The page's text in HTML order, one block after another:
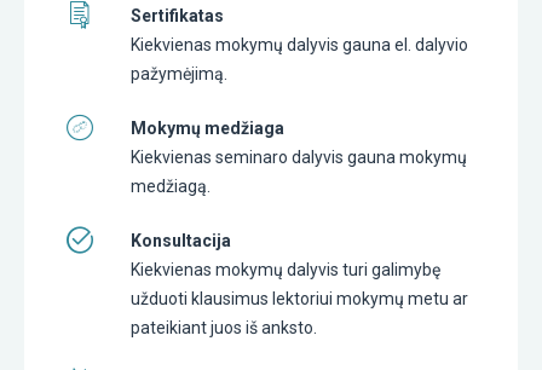
Sertifikatas
Kiekvienas mokymų dalyvis gauna el. dalyvio
pažymėjimą.
Mokymų medžiaga
Kiekvienas seminaro dalyvis gauna mokymų
medžiagą.
Konsultacija
Kiekvienas mokymų dalyvis turi galimybę
užduoti klausimus lektoriui mokymų metu ar
pateikiant juos iš anksto.